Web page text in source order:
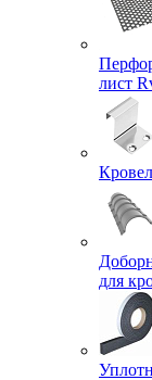
лист
для